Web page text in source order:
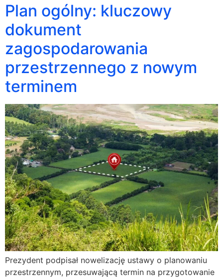
Plan ogólny: kluczowy
dokument
zagospodarowania
przestrzennego z nowym
terminem
Prezydent podpisał nowelizację ustawy o planowaniu
przestrzennym, przesuwającą termin na przygotowanie